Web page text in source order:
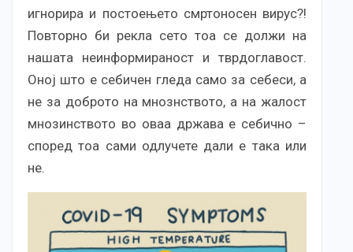
игнорира и постоењето смртоносен вирус?!
Повторно би рекла сето тоа се должи на
нашата неинформираност и тврдоглавост.
Оној што е себичен гледа само за себеси, а
не за доброто на мнознството, а на жалост
мнозинството во оваа држава е себично –
според тоа сами одлучете дали е така или
не.